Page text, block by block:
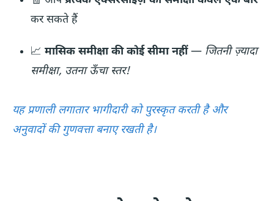
कर सकते हैं
📈मासिक समीक्षा की कोई सीमा नहीं— जितनी ज़्यादा
समीक्षा, उतना ऊँचा स्तर!
यह प्रणाली लगातार भागीदारी को पुरस्कृत करती है और
अनुवादों की गुणवत्ता बनाए रखती है।